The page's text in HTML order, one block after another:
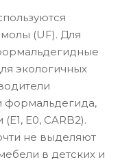
(UF). Для
экологичных
формальдегида,
E0, CARB2).
не выделяют
в детских и